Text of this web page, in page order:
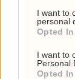
I want to
personal
Opted In
I want to
Personal
Opted In